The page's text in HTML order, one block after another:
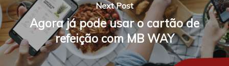
Next Post
Agora já pode usar o cartão de
refeição com MB WAY